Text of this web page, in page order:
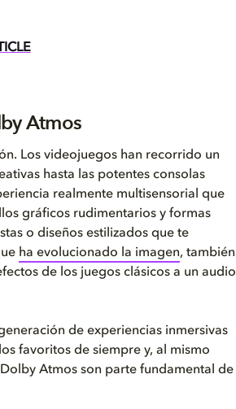
Atmos
Los videojuegos han recorrido un
hasta las potentes consolas
realmente multisensorial que
gráficos rudimentarios y formas
o diseños estilizados que te
ha evolucionado la imagen, también
de los juegos clásicos a un audio
de experiencias inmersivas
favoritos de siempre y, al mismo
Atmos son parte fundamental de